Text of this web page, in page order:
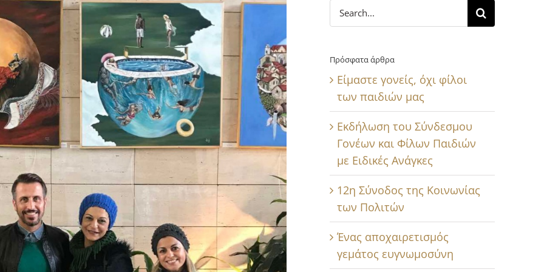
Search
for:
Πρόσφατα άρθρα
Είμαστε γονείς, όχι φίλοι
των παιδιών μας
Εκδήλωση του Σύνδεσμου
Γονέων και Φίλων Παιδιών
με Ειδικές Ανάγκες
12η Σύνοδος της Κοινωνίας
των Πολιτών
Ένας αποχαιρετισμός
γεμάτος ευγνωμοσύνη